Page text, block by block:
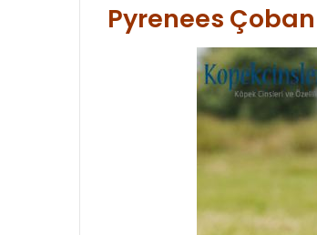
Pyrenees Çoban